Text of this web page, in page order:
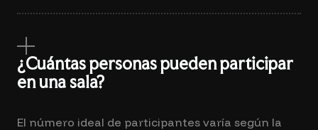
¿Cuántas personas pueden participar
en una sala?
El número ideal de participantes varía según la